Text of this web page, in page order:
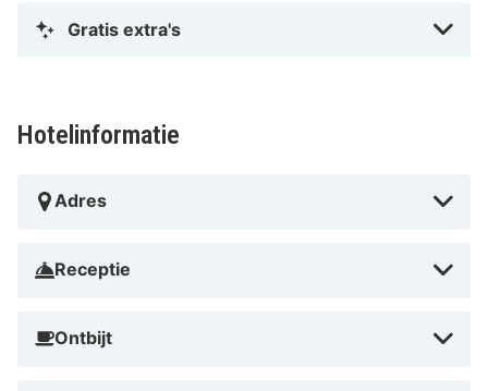
dankzij de gezellige sfeer en uitstekende faciliteiten.
Gratis extra's
Hotelinformatie
Adres
Receptie
Ontbijt